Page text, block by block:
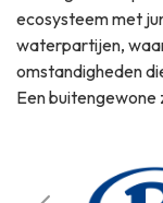
ecosysteem met
waterpartijen,
omstandigheden
Een buitengewone